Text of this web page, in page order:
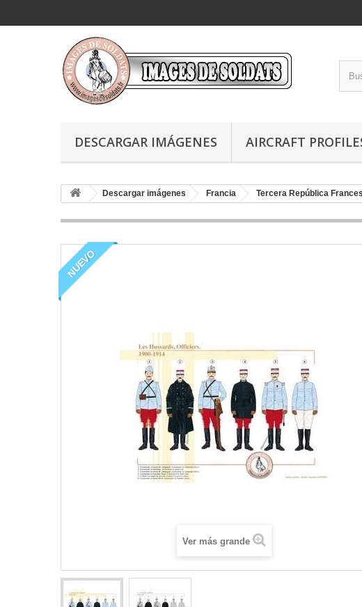
DESCARGAR IMÁGENES AIRCRAFT
Descargar imágenes Francia Tercera República
NUEVO
Ver más grande